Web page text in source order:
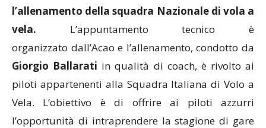
l’allenamento dellasquadra Nazionale di vola a
vela. L’appuntamento tecnico è
organizzato dall’Acao e l’allenamento, condotto da
Giorgio Ballarati in qualità di coach, è rivolto ai
piloti appartenenti alla Squadra Italiana di Volo a
Vela. L’obiettivo è di offrire ai piloti azzurri
l’opportunità di intraprendere la stagione di gare